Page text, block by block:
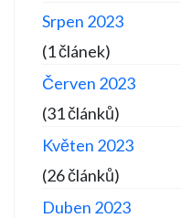
Srpen 2023
(1 článek)
Červen 2023
(31 článků)
Květen 2023
(26 článků)
Duben 2023